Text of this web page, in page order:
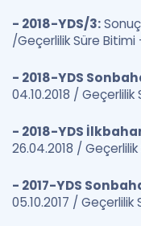
- 2018-YDS/3:
/Geçerlilik Süre Bitimi -
- 2018-YDS
04.10.2018 /
- 2018-YDS
26.04.2018 /
- 2017-YDS
05.10.2017 / Geçerlilik